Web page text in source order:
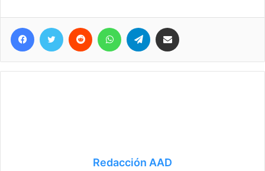
Facebook
Twitter Reddit WhatsAppTelegram
Redacción AAD